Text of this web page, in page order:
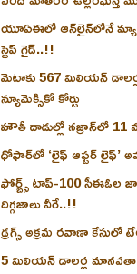
యూఏఈలో ఆన్‌లైన్‌లోనే
స్టెప్ గైడ్..!!
మెటాకు 567 మిలియన్
న్యూమెక్సికో కోర్టు
హౌతీ దాడుల్లో నజ్రాన్‌లో 11
ధోఫార్‌లో ‘లైఫ్ ఆఫ్టర్ లైఫ్’
ఫోర్బ్స్ టాప్-100
దిగ్గజాలు వీరే..!!
డ్రగ్స్ అక్రమ రవాణా
5 మిలియన్ డాలర్ల మానవతా